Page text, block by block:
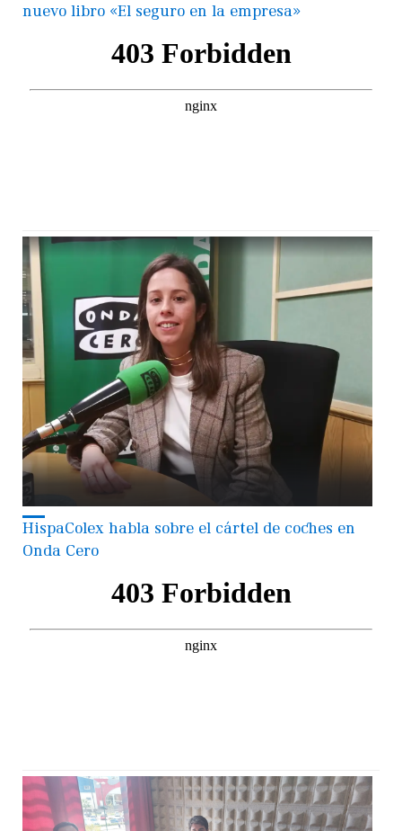
nuevo libro «El seguro en la empresa»
HispaColex habla sobre el cártel de coches en
Onda Cero